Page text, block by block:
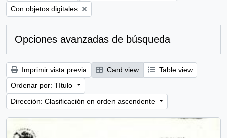
Remove filter:
Con objetos digitales
Opciones avanzadas de búsqueda
Imprimir vista previa Card view
Table view
Ordenar por: Título
Dirección: Clasificación en orden ascendente